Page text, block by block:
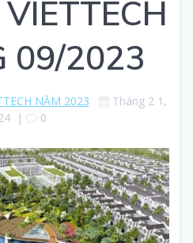
09/2023
NĂM 2023
Tháng 2 1,
| 0